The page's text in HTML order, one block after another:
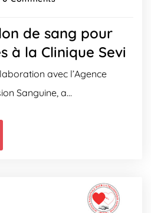
de sang pour
à la Clinique Sevi
avec l’Agence
Sanguine, a…